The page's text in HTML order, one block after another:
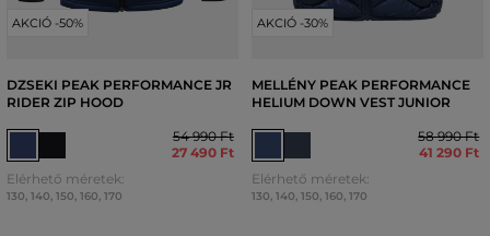
AKCIÓ -50%
DZSEKI PEAK PERFORMANCE JR
RIDER ZIP HOOD
54 990 Ft
27 490 Ft
Elérhető méretek:
130, 140, 150, 160, 170
AKCIÓ -30%
MELLÉNY PEAK PERFORMANCE
HELIUM DOWN VEST JUNIOR
58 990 Ft
41 290 Ft
Elérhető méretek:
130, 140, 150, 160, 170